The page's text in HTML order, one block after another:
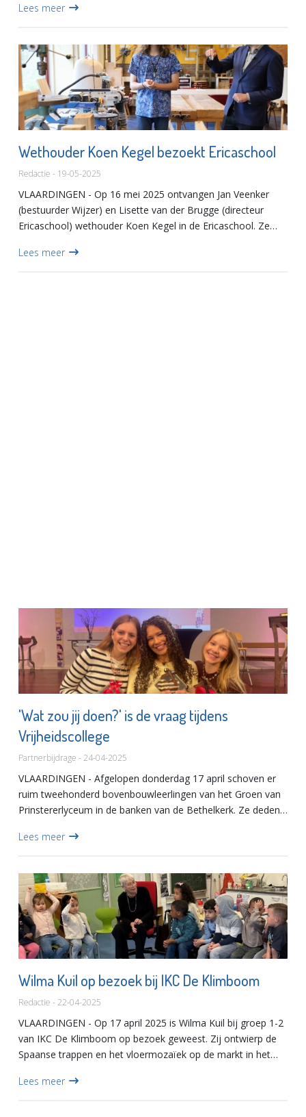
Hoeksteen. D...
Lees meer
Wethouder Koen Kegel bezoekt Ericaschool
Redactie - 19-05-2025
VLAARDINGEN - Op 16 mei 2025 ontvangen Jan Veenker
(bestuurder Wijzer) en Lisette van der Brugge (directeur
Ericaschool) wethouder Koen Kegel in de Ericaschool. Ze
school tegenove...
Lees meer
'Wat zou jij doen?' is de vraag tijdens
Vrijheidscollege
Partnerbijdrage - 24-04-2025
VLAARDINGEN - Afgelopen donderdag 17 april schoven er
ruim tweehonderd bovenbouwleerlingen van het Groen van
Prinstererlyceum in de banken van de Bethelkerk. Ze deden
ij...
Lees meer
Wilma Kuil op bezoek bij IKC De Klimboom
Redactie - 22-04-2025
VLAARDINGEN - Op 17 april 2025 is Wilma Kuil bij groep 1-2
van IKC De Klimboom op bezoek geweest. Zij ontwierp de
Spaanse trappen en het vloermozaïek op de markt in het
kijk...
Lees meer